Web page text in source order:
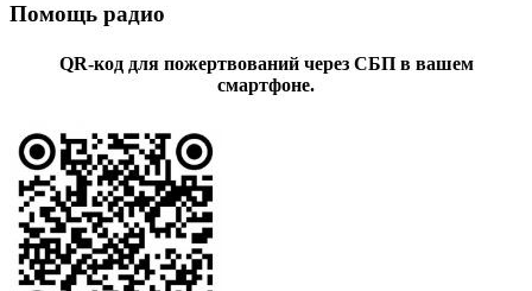
Помощь радио
QR-код для пожертвований через СБП в вашем
смартфоне.